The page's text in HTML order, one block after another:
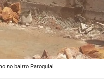
no bairro Paroquial